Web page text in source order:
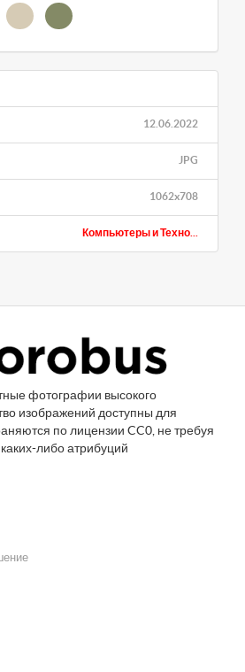
12.06.2022
JPG
1062x708
Компьютеры и Техно...
фотографии высокого
изображений доступны для
по лицензии CC0, не требуя
либо атрибуций